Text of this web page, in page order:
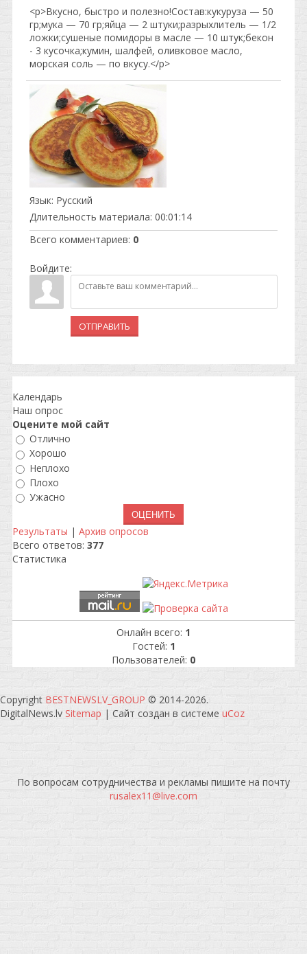
<p>Вкусно, быстро и полезно!Состав:кукуруза — 50
гр;мука — 70 гр;яйца — 2 штуки;разрыхлитель — 1/2
ложки;сушеные помидоры в масле — 10 штук;бекон
- 3 кусочка;кумин, шалфей, оливковое масло,
морская соль — по вкусу.</p>
Язык: Русский
Длительность материала: 00:01:14
Всего комментариев: 0
Войдите:
ОТПРАВИТЬ
Календарь
Наш опрос
Оцените мой сайт
Отлично
Хорошо
Неплохо
Плохо
Ужасно
Результаты | Архив опросов
Всего ответов: 377
Статистика
Онлайн всего: 1
Гостей: 1
Пользователей: 0
Copyright BESTNEWSLV_GROUP © 2014-2026.
DigitalNews.lv Sitemap | Сайт создан в системе uCoz
По вопросам сотрудничества и рекламы пишите на почту
rusalex11@live.com